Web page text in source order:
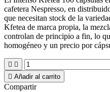
cafetera Nespresso, en
que necesitan stock de la
Kfetea de marca propia, la
controlan de principio a fin, lo
homogéneo y un precio por
 
 Añadir al carrito
Compartir